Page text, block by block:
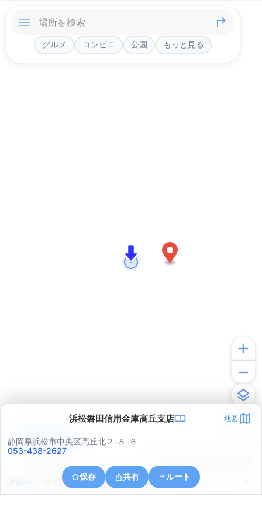
グルメ コンビニ 公園 もっと見る
浜松磐田信用金庫高丘支店 地図
静岡県浜松市中央区高丘北２-８-６
053-438-2627
保存 共有 ルート
静岡県浜松市中央区高丘西３丁目３４
アプリで見る